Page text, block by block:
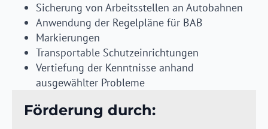
Sicherung von Arbeitsstellen an Autobahnen
Anwendung der Regelpläne für BAB
Markierungen
Transportable Schutzeinrichtungen
Vertiefung der Kenntnisse anhand
ausgewählter Probleme
Förderung durch: